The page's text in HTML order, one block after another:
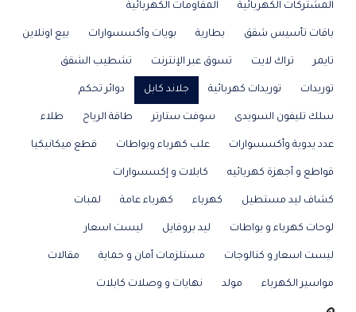
المشتركات الكهربائية المقاومات الكهربائية
باقات تأسيس شقق بطارية بويات وأكسسوارات بيع اونلاين
تايمر تراك لايت تسوق عبر الإنترنت تشطيب الشقق
توريدات توريدات كهربائية جلاند كابل دوائر تحكم
سلك تليفون السويدى سوفت ستارتر طاقة الرياح طلاء
عدد يدوية وأكسسوارات علب كهرباء وبواطات قطع ميكانيكيا
قواطع و أجهزة كهربائيه كابلات و إكسسوارات
كشاف ليد مستطيل كهرباء كهرباء عامة لمبات
لوحات كهرباء و بواطات ليد بروفايل ليست اسعار
ليست اسعار و كتالوجات مستلزمات أمان و حماية مقالات
مواسير الكهرباء مولد نهايات و وصلات كابلات